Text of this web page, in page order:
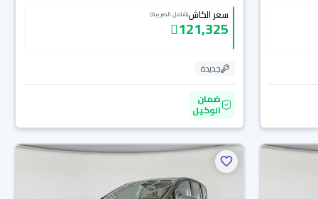
سعر الكاش(شامل الضريبة)
121,325
جديدة
ضمان
الوكيل